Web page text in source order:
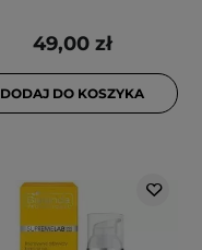
49,00 zł
DODAJ DO KOSZYKA